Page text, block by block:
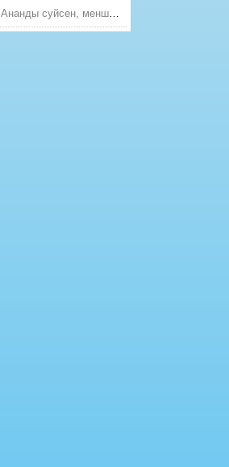
Ананды суйсен, менше суй